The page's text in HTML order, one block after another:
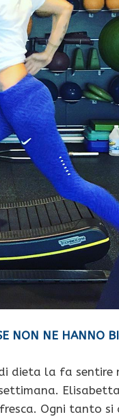
NON NE HANNO
dieta la fa sentire
Ogni tanto si